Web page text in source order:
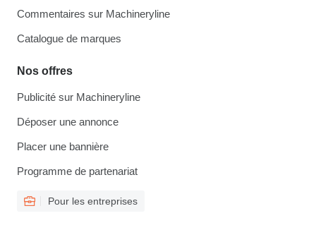
Commentaires sur Machineryline
Catalogue de marques
Nos offres
Publicité sur Machineryline
Déposer une annonce
Placer une bannière
Programme de partenariat
Pour les entreprises